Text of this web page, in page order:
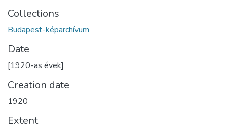
Collections
Budapest-képarchívum
Date
[1920-as évek]
Creation date
1920
Extent